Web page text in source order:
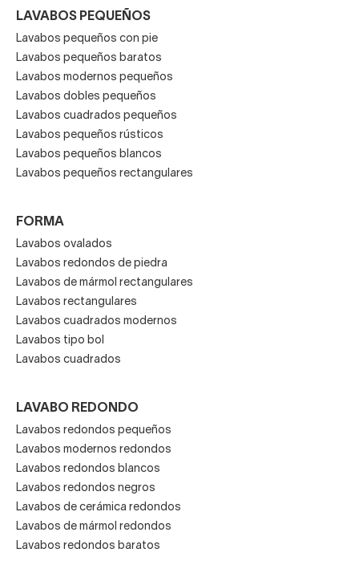
instalación.
Opciones de financiación y pago flexible.
Garantía del fabricante y política de devolución
Nuestra misión es facilitar la compra de productos de
baño de alta calidad, combinando estética, funcionalidad
y confianza.
Compra tu lavabo de cristal
Si buscas un lavabo de cristal elegante, resistente y
funcional, Decorabaño ofrece modelos sobre encimera,
suspendidos y con mueble para todo tipo de proyectos.
Explora nuestra colección, compara diseños y
aprovecha nuestro asesoramiento experto
baño con la estética y durabilidad del cristal templado,
LAVABOS PEQUEÑOS
Lavabos pequeños con pie
Lavabos pequeños baratos
Lavabos modernos pequeños
Lavabos dobles pequeños
Lavabos cuadrados pequeños
Lavabos pequeños rústicos
Lavabos pequeños blancos
Lavabos pequeños rectangulares
FORMA
Lavabos ovalados
Lavabos redondos de piedra
Lavabos de mármol rectangulares
Lavabos rectangulares
Lavabos cuadrados modernos
Lavabos tipo bol
Lavabos cuadrados
LAVABO REDONDO
Lavabos redondos pequeños
Lavabos modernos redondos
Lavabos redondos blancos
Lavabos redondos negros
Lavabos de cerámica redondos
Lavabos de mármol redondos
Lavabos redondos baratos